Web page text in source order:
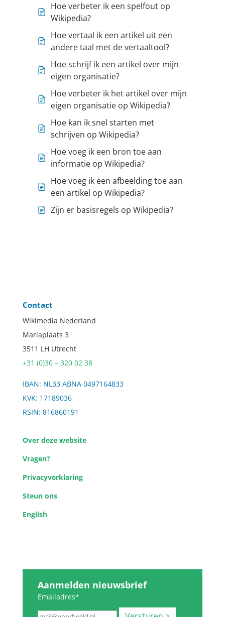
Hoe verbeter ik een spelfout op
Wikipedia?
Hoe vertaal ik een artikel uit een
andere taal met de vertaaltool?
Hoe schrijf ik een artikel over mijn
eigen organisatie?
Hoe verbeter ik het artikel over mijn
eigen organisatie op Wikipedia?
Hoe kan ik snel starten met
schrijven op Wikipedia?
Hoe voeg ik een bron toe aan
informatie op Wikipedia?
Hoe voeg ik een afbeelding toe aan
een artikel op Wikipedia?
Zijn er basisregels op Wikipedia?
Contact
Wikimedia Nederland
Mariaplaats 3
3511 LH Utrecht
+31 (0)30 – 320 02 38
IBAN: NL33 ABNA 0497164833
KVK: 17189036
RSIN: 816860191
Over deze website
Vragen?
Privacyverklaring
Steun ons
English
Aanmelden nieuwsbrief
Emailadres*